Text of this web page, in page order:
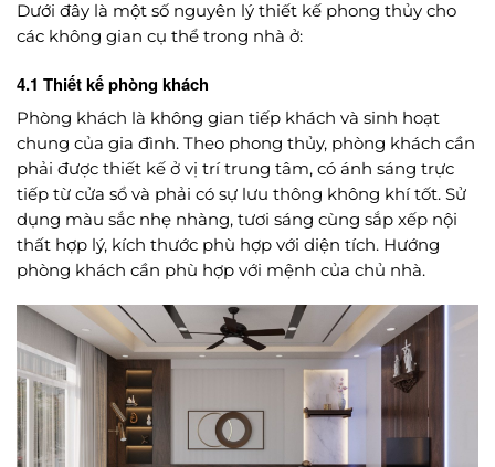
Dưới đây là một số nguyên lý thiết kế phong thủy cho
các không gian cụ thể trong nhà ở:
4.1 Thiết kế phòng khách
Phòng khách là không gian tiếp khách và sinh hoạt
chung của gia đình. Theo phong thủy, phòng khách cần
phải được thiết kế ở vị trí trung tâm, có ánh sáng trực
tiếp từ cửa sổ và phải có sự lưu thông không khí tốt. Sử
dụng màu sắc nhẹ nhàng, tươi sáng cùng sắp xếp nội
thất hợp lý, kích thước phù hợp với diện tích. Hướng
phòng khách cần phù hợp với mệnh của chủ nhà.